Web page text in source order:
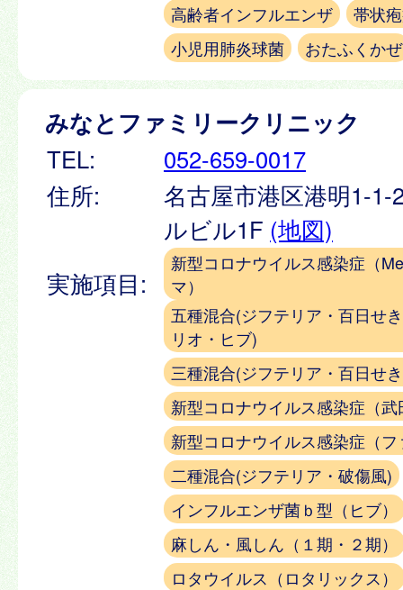
高齢者インフルエンザ
帯状
小児用肺炎球菌
おたふくかぜ
みなとファミリークリニック
TEL:
052-659-0017
住所:
名古屋市港区港明1-1-
ルビル1F (地図)
実施項目:
新型コロナウイルス感染症（
マ）
五種混合(ジフテリア・百日せ
リオ・ヒブ)
三種混合(ジフテリア・百日せ
新型コロナウイルス感染症（
新型コロナウイルス感染症（
二種混合(ジフテリア・破傷風)
インフルエンザ菌ｂ型（ヒブ）
麻しん・風しん（１期・２期）
ロタウイルス（ロタリックス）